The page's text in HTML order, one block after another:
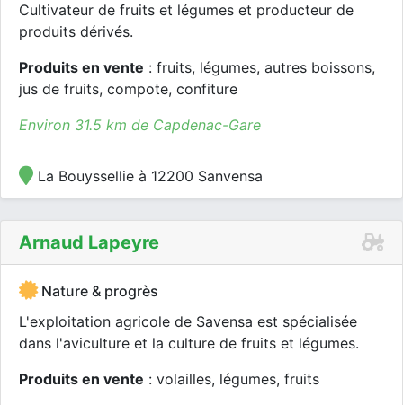
Cultivateur de fruits et légumes et producteur de
produits dérivés.
Produits en vente : fruits, légumes, autres boissons,
jus de fruits, compote, confiture
Environ 31.5 km de Capdenac-Gare
La Bouyssellie à 12200 Sanvensa
Arnaud Lapeyre
Nature & progrès
L'exploitation agricole de Savensa est spécialisée
dans l'aviculture et la culture de fruits et légumes.
Produits en vente : volailles, légumes, fruits